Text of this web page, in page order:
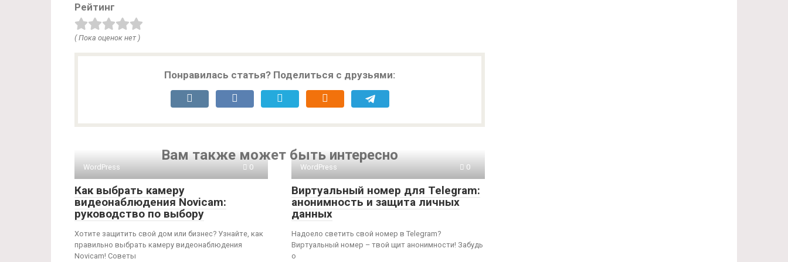
Рейтинг
( Пока оценок нет )
Понравилась статья? Поделиться с друзьями:
Вам также может быть интересно
WordPress 0
Как выбрать камеру
видеонаблюдения Novicam:
руководство по выбору
Хотите защитить свой дом или бизнес? Узнайте, как
правильно выбрать камеру видеонаблюдения
Novicam! Советы
WordPress 0
Виртуальный номер для Telegram:
анонимность и защита личных
данных
Надоело светить свой номер в Telegram?
Виртуальный номер – твой щит анонимности! Забудь
о